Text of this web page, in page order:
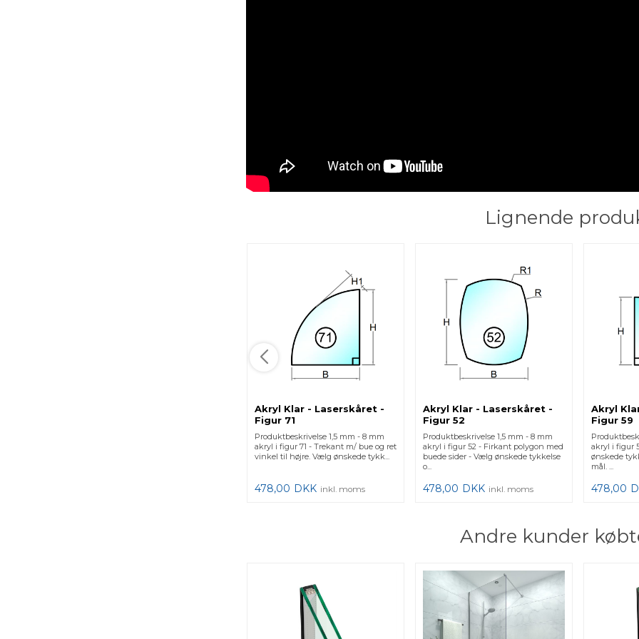
Lignende
Akryl Klar - Laserskåret -
Figur 71
Produktbeskrivelse 1,5 mm - 8 mm
akryl i figur 71 - Trekant m/ bue og ret
vinkel til højre. Vælg ønskede tykk...
478,00 DKK inkl. moms
Akryl Klar - Laserskåret -
Figur 52
Produktbeskrivelse 1,5 mm - 8 mm
akryl i figur 52 - Firkant polygon med
buede sider - Vælg ønskede tykkelse
o...
478,00 DKK inkl. moms
Akryl
Figur 59
akryl i figur
ønskede
mål. ...
478,00
Andre kunder